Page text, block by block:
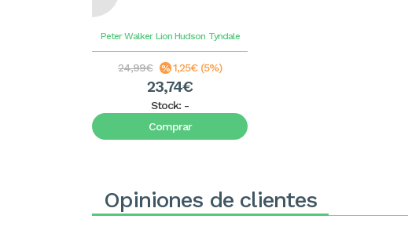
Peter Walker Lion Hudson Tyndale
24,99€ 1,25€ (5%)
23,74€
Stock: -
Comprar
Opiniones de clientes